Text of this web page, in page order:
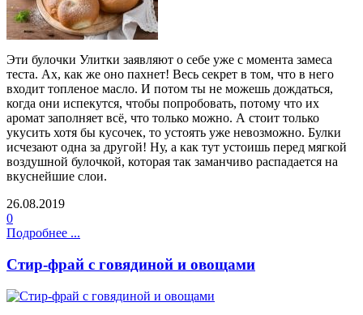
Эти булочки Улитки заявляют о себе уже с момента замеса
теста. Ах, как же оно пахнет! Весь секрет в том, что в него
входит топленое масло. И потом ты не можешь дождаться,
когда они испекутся, чтобы попробовать, потому что их
аромат заполняет всё, что только можно. А стоит только
укусить хотя бы кусочек, то устоять уже невозможно. Булки
исчезают одна за другой! Ну, а как тут устоишь перед мягкой
воздушной булочкой, которая так заманчиво распадается на
вкуснейшие слои.
26.08.2019
0
Подробнее ...
Стир-фрай с говядиной и овощами